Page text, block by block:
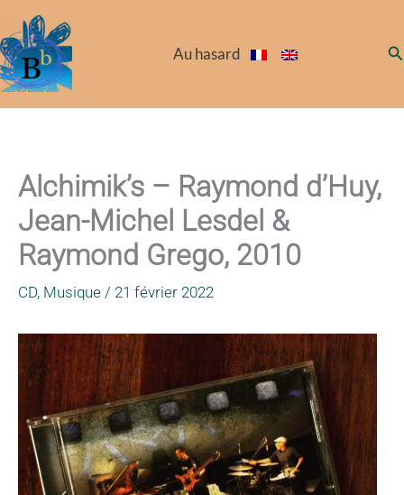
au
contenu
Au hasard
Alchimik’s – Raymond d’Huy,
Jean-Michel Lesdel &
Raymond Grego, 2010
CD, Musique / 21 février 2022